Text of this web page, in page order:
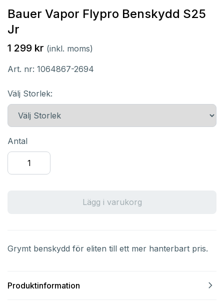
Bauer Vapor Flypro Benskydd S25
Jr
1 299 kr (inkl. moms)
Art. nr: 1064867-2694
Välj Storlek:
Antal
Lägg i varukorg
Grymt benskydd för eliten till ett mer hanterbart pris.
Produktinformation navigate_next